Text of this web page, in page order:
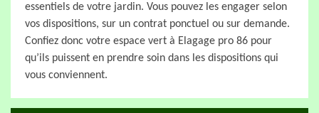
essentiels de votre jardin. Vous pouvez les engager selon
vos dispositions, sur un contrat ponctuel ou sur demande.
Confiez donc votre espace vert à Elagage pro 86 pour
qu’ils puissent en prendre soin dans les dispositions qui
vous conviennent.